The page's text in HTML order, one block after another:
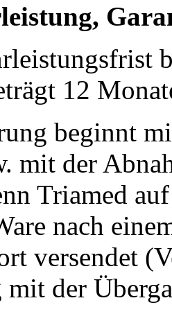
12
beginnt
mit der
Triamed
nach
versendet
der